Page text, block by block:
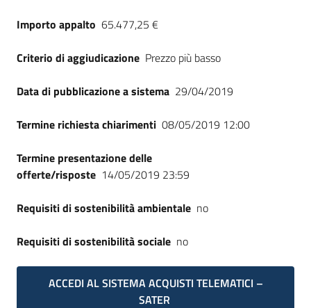
Importo appalto 65.477,25 €
Criterio di aggiudicazione Prezzo più basso
Data di pubblicazione a sistema 29/04/2019
Termine richiesta chiarimenti 08/05/2019 12:00
Termine presentazione delle
offerte/risposte 14/05/2019 23:59
Requisiti di sostenibilità ambientale no
Requisiti di sostenibilità sociale no
ACCEDI AL SISTEMA ACQUISTI TELEMATICI –
SATER